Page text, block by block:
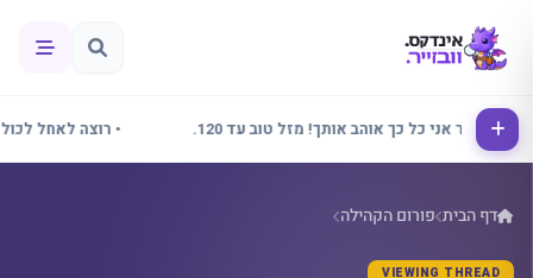
• אלינור אני כל כך אוהב אותך! מזל טוב עד 120. • רוצה לאחל לכולם
דף הבית פורום הקהילה
VIEWING THREAD